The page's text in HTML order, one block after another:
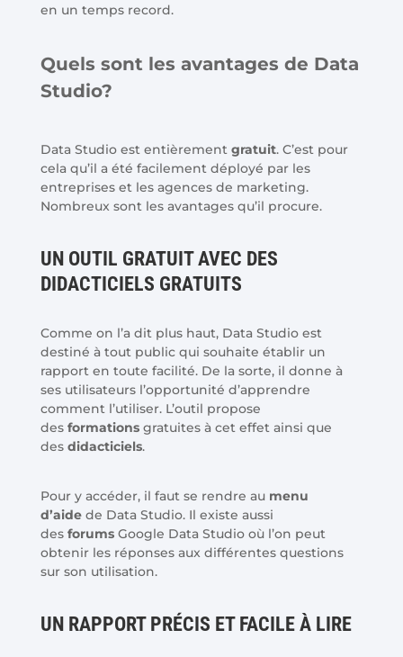
en un temps record.
Quels sont les avantages de Data
Studio?
Data Studio est entièrement gratuit. C’est pour
cela qu’il a été facilement déployé par les
entreprises et les agences de marketing.
Nombreux sont les avantages qu’il procure.
UN OUTIL GRATUIT AVEC DES
DIDACTICIELS GRATUITS
Comme on l’a dit plus haut, Data Studio est
destiné à tout public qui souhaite établir un
rapport en toute facilité. De la sorte, il donne à
ses utilisateurs l’opportunité d’apprendre
comment l’utiliser. L’outil propose
des formationsgratuites à cet effet ainsi que
des didacticiels.
Pour y accéder, il faut se rendre au menu
d’aidede Data Studio. Il existe aussi
des forumsGoogle Data Studio où l’on peut
obtenir les réponses aux différentes questions
sur son utilisation.
UN RAPPORT PRÉCIS ET FACILE À LIRE